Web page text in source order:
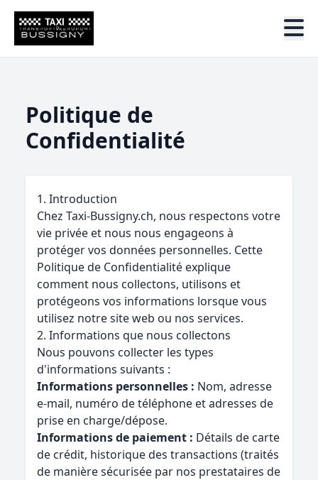
Politique de
Confidentialité
1. Introduction
Chez Taxi-Bussigny.ch, nous respectons votre
vie privée et nous nous engageons à
protéger vos données personnelles. Cette
Politique de Confidentialité explique
comment nous collectons, utilisons et
protégeons vos informations lorsque vous
utilisez notre site web ou nos services.
2. Informations que nous collectons
Nous pouvons collecter les types
d'informations suivants :
Informations personnelles : Nom, adresse
e-mail, numéro de téléphone et adresses de
prise en charge/dépose.
Informations de paiement : Détails de carte
de crédit, historique des transactions (traités
de manière sécurisée par nos prestataires de